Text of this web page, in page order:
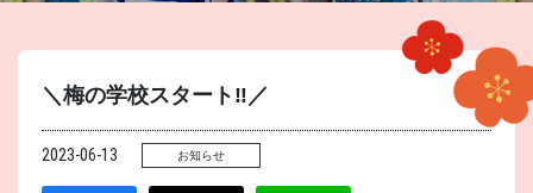
＼梅の学校スタート‼︎／
2023-06-13 お知らせ